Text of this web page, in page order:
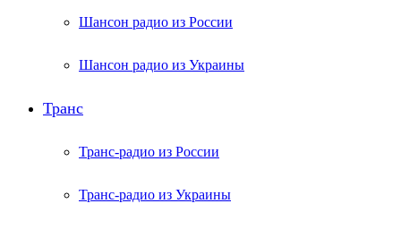
Шансон радио из России
Шансон радио из Украины
Транс
Транс-радио из России
Транс-радио из Украины